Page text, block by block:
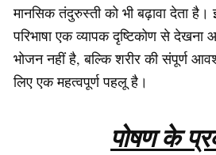
मानसिक तंदुरुस्ती को भी बढ़ावा देता
परिभाषा एक व्यापक दृष्टिकोण से
भोजन नहीं है, बल्कि शरीर की संपूर्ण
लिए एक महत्वपूर्ण पहलू है।
पोषण के